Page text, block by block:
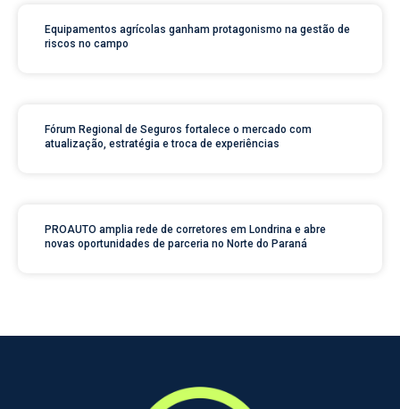
Equipamentos agrícolas ganham protagonismo na gestão de
riscos no campo
Fórum Regional de Seguros fortalece o mercado com
atualização, estratégia e troca de experiências
PROAUTO amplia rede de corretores em Londrina e abre
novas oportunidades de parceria no Norte do Paraná